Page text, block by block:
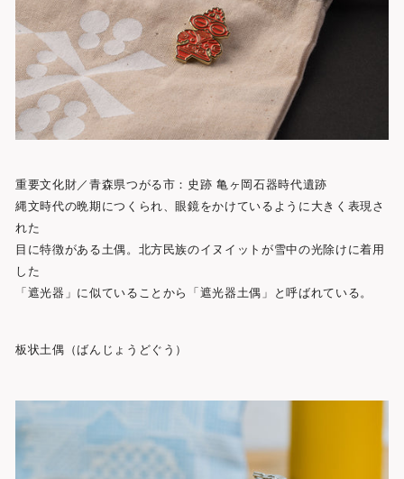
重要文化財／青森県つがる市：史跡 亀ヶ岡石器時代遺跡
縄文時代の晩期につくられ、眼鏡をかけているように大きく表現さ
れた
目に特徴がある土偶。北方民族のイヌイットが雪中の光除けに着用
した
「遮光器」に似ていることから「遮光器土偶」と呼ばれている。
板状土偶（ばんじょうどぐう）